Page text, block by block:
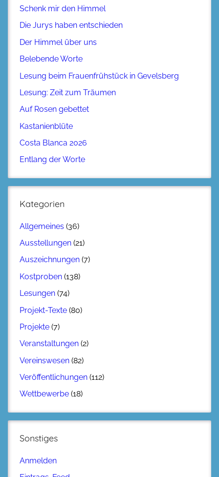
Schenk mir den Himmel
Die Jurys haben entschieden
Der Himmel über uns
Belebende Worte
Lesung beim Frauenfrühstück in Gevelsberg
Lesung: Zeit zum Träumen
Auf Rosen gebettet
Kastanienblüte
Costa Blanca 2026
Entlang der Worte
Kategorien
Allgemeines (36)
Ausstellungen (21)
Auszeichnungen (7)
Kostproben (138)
Lesungen (74)
Projekt-Texte (80)
Projekte (7)
Veranstaltungen (2)
Vereinswesen (82)
Veröffentlichungen (112)
Wettbewerbe (18)
Sonstiges
Anmelden